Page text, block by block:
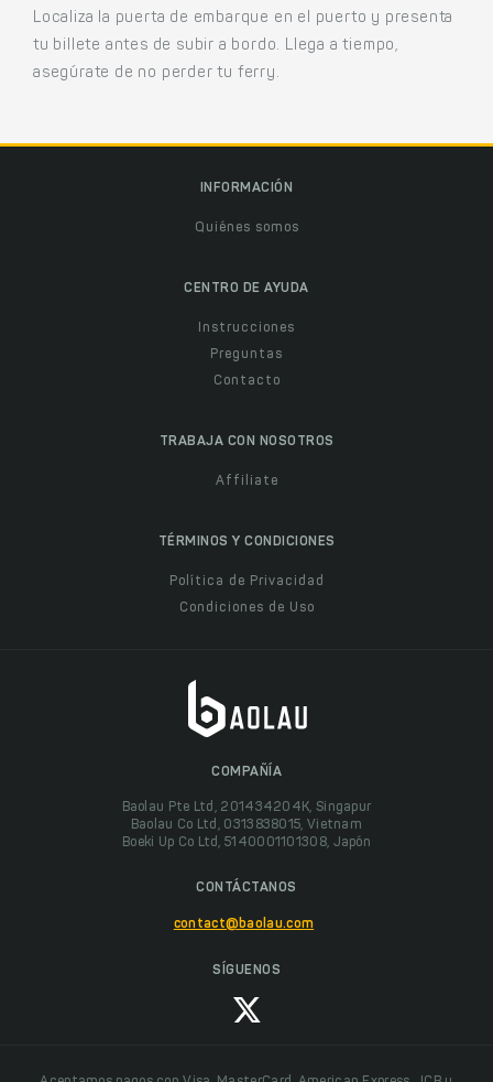
Localiza la puerta de embarque en el puerto y presenta
tu billete antes de subir a bordo. Llega a tiempo,
asegúrate de no perder tu ferry.
INFORMACIÓN
Quiénes somos
CENTRO DE AYUDA
Instrucciones
Preguntas
Contacto
TRABAJA CON NOSOTROS
Affiliate
TÉRMINOS Y CONDICIONES
Política de Privacidad
Condiciones de Uso
COMPAÑÍA
Baolau Pte Ltd, 201434204K, Singapur
Baolau Co Ltd, 0313838015, Vietnam
Boeki Up Co Ltd, 5140001101308, Japón
CONTÁCTANOS
contact@baolau.com
SÍGUENOS